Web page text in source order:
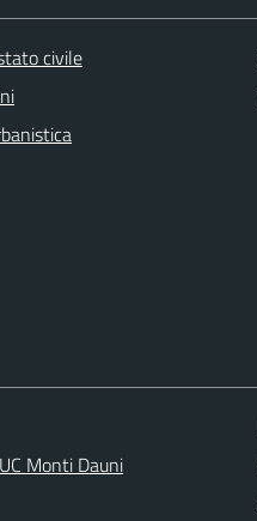
civile
Monti Dauni